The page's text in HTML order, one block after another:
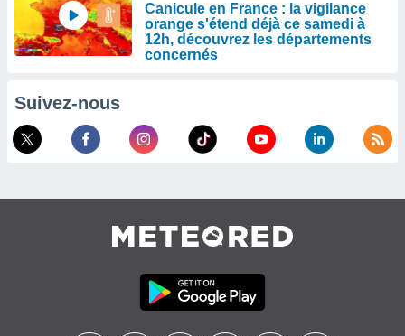
Canicule en France : la vigilance
orange s'étend déjà ce samedi à
12h, découvrez les départements
concernés
Suivez-nous